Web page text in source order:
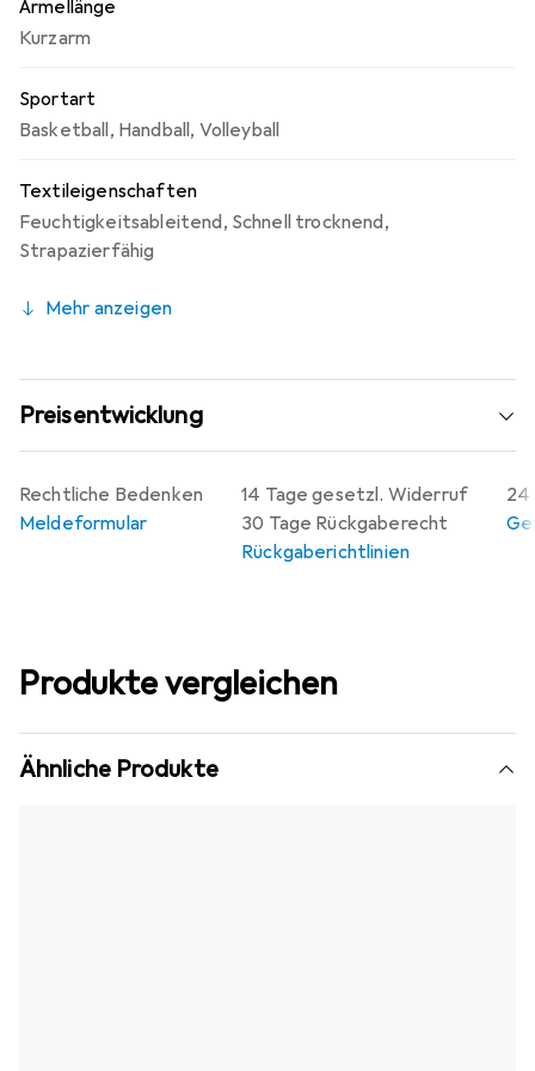
Ärmellänge
Kurzarm
Sportart
Basketball, Handball, Volleyball
Textileigenschaften
Feuchtigkeitsableitend, Schnell trocknend,
Strapazierfähig
Mehr anzeigen
Preisentwicklung
14 Tage gesetzl. Widerruf
30 Tage Rückgaberecht
Rückgaberichtlinien
24
Rechtliche Bedenken
Meldeformular
Produkte vergleichen
Ähnliche Produkte